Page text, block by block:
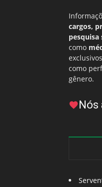
cargos,
pesquisa
como
como
gênero.
Nós